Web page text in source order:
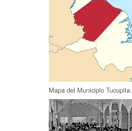
Mapa del Municipio Tucupita.